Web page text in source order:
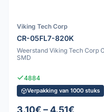
Viking Tech Corp
CR-05FL7-820K
Weerstand Viking Tech Corp
SMD
4884
Verpakking van 1000 stuks